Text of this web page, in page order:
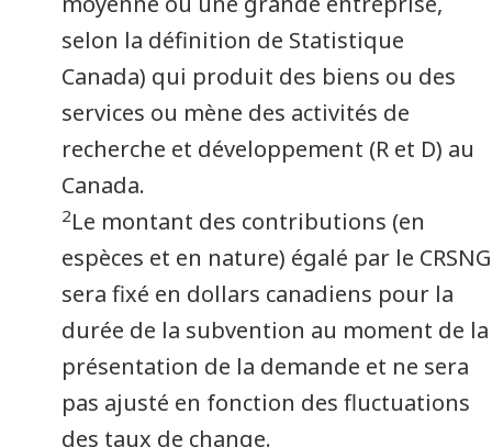
selon la définition de Statistique
Canada) qui produit des biens ou des
services ou mène des activités de
recherche et développement (R et D) au
Canada.
2Le montant des contributions (en
espèces et en nature) égalé par le CRSNG
sera fixé en dollars canadiens pour la
durée de la subvention au moment de la
présentation de la demande et ne sera
pas ajusté en fonction des fluctuations
des taux de change.